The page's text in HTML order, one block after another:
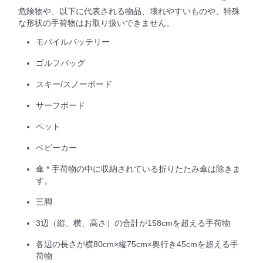
危険物や、以下に代表される物品、壊れやすいものや、特殊
な形状の手荷物はお取り扱いできません。
モバイルバッテリー
ゴルフバッグ
スキー/スノーボード
サーフボード
ペット
ベビーカー
傘 * 手荷物の中に収納されている折りたたみ傘は除きま
す。
三脚
3辺（縦、横、高さ）の合計が158cmを超える手荷物
各辺の長さが横80cm×縦75cm×奥行き45cmを超える手
荷物